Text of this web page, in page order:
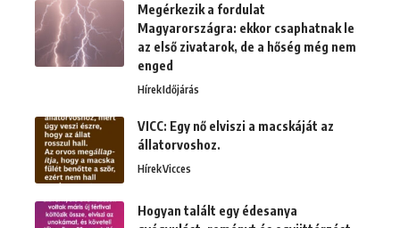
Megérkezik a fordulat
Magyarországra: ekkor csaphatnak le
az első zivatarok, de a hőség még nem
enged
HírekIdőjárás
VICC: Egy nő elviszi a macskáját az
állatorvoshoz.
HírekVicces
Hogyan talált egy édesanya